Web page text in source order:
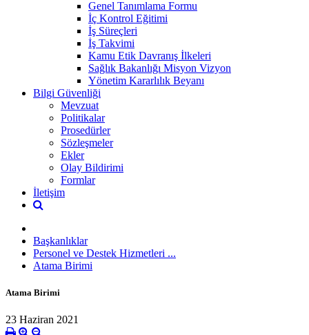
Genel Tanımlama Formu
İç Kontrol Eğitimi
İş Süreçleri
İş Takvimi
Kamu Etik Davranış İlkeleri
Sağlık Bakanlığı Misyon Vizyon
Yönetim Kararlılık Beyanı
Bilgi Güvenliği
Mevzuat
Politikalar
Prosedürler
Sözleşmeler
Ekler
Olay Bildirimi
Formlar
İletişim
Başkanlıklar
Personel ve Destek Hizmetleri ...
Atama Birimi
Atama Birimi
23 Haziran 2021